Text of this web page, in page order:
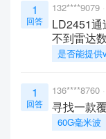
1
回答
132****9079
LD2451
不到雷达
是否能提供
1
回答
136****8760
寻找一款
60G毫米波